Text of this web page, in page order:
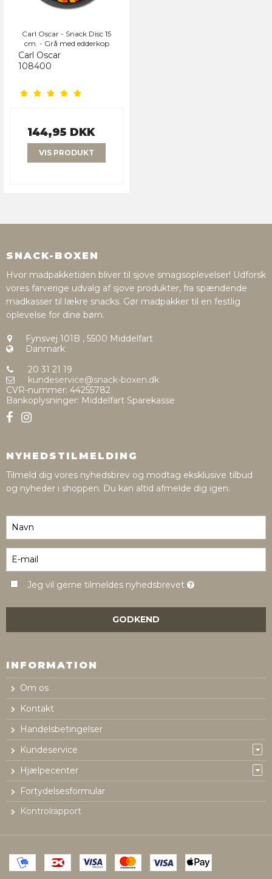
Carl Oscar - Snack Disc 15
cm. - Grå med edderkop
Carl Oscar
108400
144,95 DKK
VIS PRODUKT
SNACK-BOXEN
Hvor madpakketiden bliver til sjove smagsoplevelser! Udforsk
vores farverige udvalg af sjove produkter, fra spændende
madkasser til lækre snacks. Gør madpakker til en festlig
oplevelse for dine børn.
Fynsvej 101B , 5500 Middelfart
Danmark
20 31 21 19
kundeservice@snack-boxen.dk
CVR-nummer: 44255782
Bankoplysninger: Middelfart Sparekasse
NYHEDSTILMELDING
Tilmeld dig vores nyhedsbrev og modtag eksklusive tilbud
og nyheder i shoppen. Du kan altid afmelde dig igen.
Jeg vil gerne tilmeldes nyhedsbrevet
GODKEND
INFORMATION
Om os
Kontakt
Handelsbetingelser
Kundeservice
Hjælpecenter
Fortydelsesformular
Kontrolrapport